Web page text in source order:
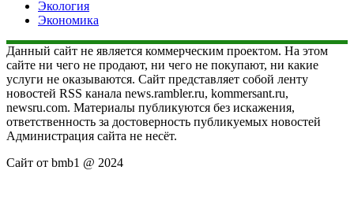
Экология
Экономика
Данный сайт не является коммерческим проектом. На этом
сайте ни чего не продают, ни чего не покупают, ни какие
услуги не оказываются. Сайт представляет собой ленту
новостей RSS канала news.rambler.ru, kommersant.ru,
newsru.com. Материалы публикуются без искажения,
ответственность за достоверность публикуемых новостей
Администрация сайта не несёт.
Сайт от bmb1 @ 2024